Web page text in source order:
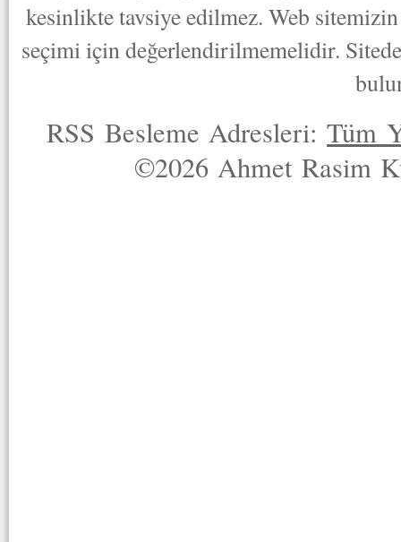
kesinlikte tavsiye edilmez. Web
seçimi için değerlendirilmemelidir.
RSS Besleme Adresleri:Tüm
©2026 Ahmet Rasim